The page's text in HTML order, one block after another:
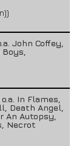
John Coffey,
In Flames,
Death Angel,
An Autopsy,
Necrot